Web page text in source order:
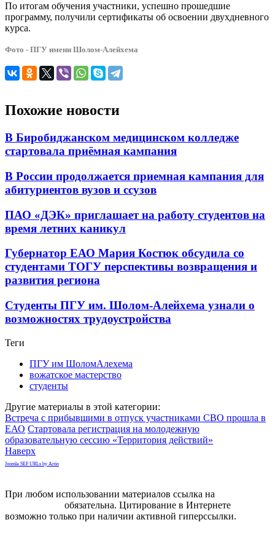
По итогам обучения участники, успешно прошедшие
программу, получили сертификаты об освоении двухдневного
курса.
Фото - ПГУ имени Шолом-Алейхема
Похожие новости
В Биробиджанском медицинском колледже
стартовала приёмная кампания
В России продолжается приемная кампания для
абитуриентов вузов и ссузов
ПАО «ДЭК» приглашает на работу студентов на
время летних каникул
Губернатор ЕАО Мария Костюк обсудила со
студентами ТОГУ перспективы возвращения и
развития региона
Студенты ПГУ им. Шолом-Алейхема узнали о
возможностях трудоустройства
Теги
ПГУ им ШоломАлехема
вожатское мастерство
студенты
Другие материалы в этой категории:
Встреча с прибывшими в отпуск участниками СВО прошла в
ЕАО Стартовала регистрация на молодежную
образовательную сессию «Территория действий»
Наверх
Joomla SEF URLs by Artio
При любом использовании материалов ссылка на
обязательна. Цитирование в Интернете
возможно только при наличии активной гиперссылки.